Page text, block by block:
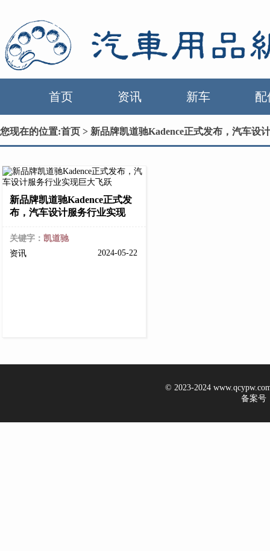
首页 资讯 新车 配
您现在的位置:首页 > 新品牌凯道驰Kadence正式发布，汽车设
新品牌凯道驰Kadence正式发
布，汽车设计服务行业实现
关键字： 凯道驰
资讯
2024-05-22
© 2023-2024
备案号